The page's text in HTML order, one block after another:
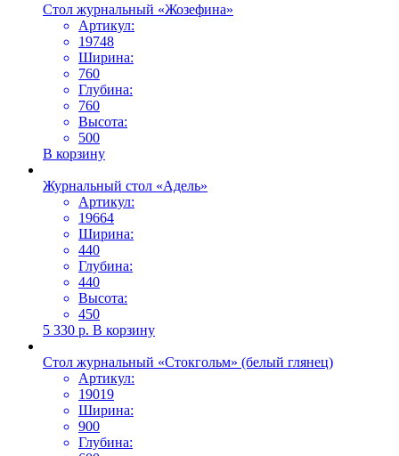
Стол журнальный «Жозефина»
Артикул:
19748
Ширина:
760
Глубина:
760
Высота:
500
В корзину
Журнальный стол «Адель»
Артикул:
19664
Ширина:
440
Глубина:
440
Высота:
450
5 330 р. В корзину
Стол журнальный «Стокгольм» (белый глянец)
Артикул:
19019
Ширина:
900
Глубина: